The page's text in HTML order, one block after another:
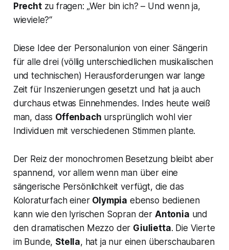
Prechtzu fragen: „Wer bin ich? – Und wenn ja,
wieviele?“
Diese Idee der Personalunion von einer Sängerin
für alle drei (völlig unterschiedlichen musikalischen
und technischen) Herausforderungen war lange
Zeit für Inszenierungen gesetzt und hat ja auch
durchaus etwas Einnehmendes. Indes heute weiß
man, dass Offenbach ursprünglich wohl vier
Individuen mit verschiedenen Stimmen plante.
Der Reiz der monochromen Besetzung bleibt aber
spannend, vor allem wenn man über eine
sängerische Persönlichkeit verfügt, die das
Koloraturfach einer Olympia ebenso bedienen
kann wie den lyrischen Sopran der Antonia und
den dramatischen Mezzo der Giulietta. Die Vierte
im Bunde, Stella, hat ja nur einen überschaubaren